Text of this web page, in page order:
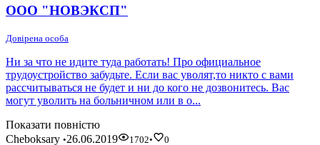
ООО "НОВЭКСП"
Довірена особа
Ни за что не идите туда работать! Про официальное
трудоустройство забудьте. Если вас уволят,то никто с вами
рассчитываться не будет и ни до кого не дозвонитесь. Вас
могут уволить на больничном или в о...
Показати повністю
Cheboksary •26.06.2019 1702•
0